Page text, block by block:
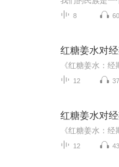
8
红糖姜水对
12
红糖姜水对
12